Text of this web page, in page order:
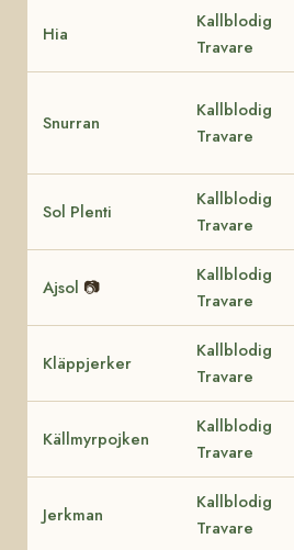
Hia
Kallblodig
Travare
Snurran
Kallblodig
Travare
Sol Plenti
Kallblodig
Travare
Ajsol 📷
Kallblodig
Travare
Kläppjerker
Kallblodig
Travare
Källmyrpojken
Kallblodig
Travare
Jerkman
Kallblodig
Travare